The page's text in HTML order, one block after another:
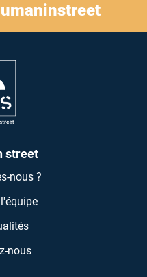
Linkedin
street
nous ?
nous